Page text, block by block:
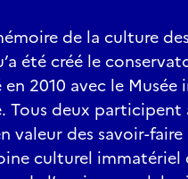
de la culture
été créé le
2010 avec le
Tous deux participent
valeur des savoir-faire
culturel immatériel